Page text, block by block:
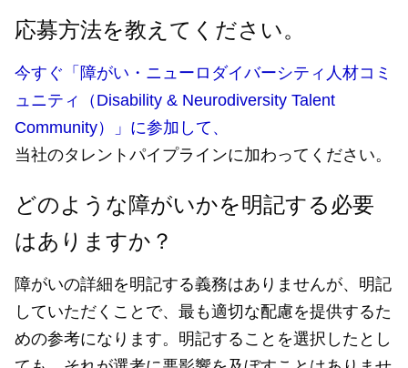
応募方法を教えてください。
今すぐ「障がい・ニューロダイバーシティ人材コミ
ュニティ（Disability & Neurodiversity Talent
Community）」に参加して、
当社のタレントパイプラインに加わってください。
どのような障がいかを明記する必要
はありますか？
障がいの詳細を明記する義務はありませんが、明記
していただくことで、最も適切な配慮を提供するた
めの参考になります。明記することを選択したとし